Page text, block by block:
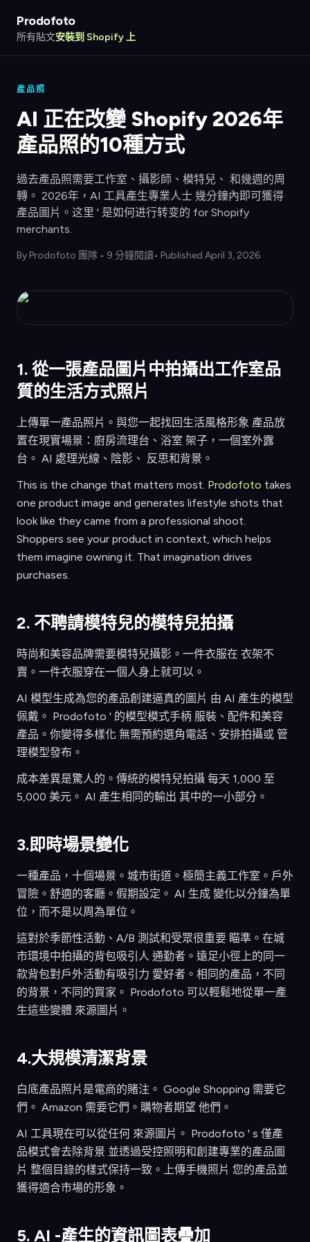
Prodofoto
所有貼文安裝到 Shopify 上
產品照
AI 正在改變 Shopify 2026年
產品照的10種方式
過去產品照需要工作室、攝影師、模特兒、 和幾週的周
轉。 2026年，AI 工具產生專業人士 幾分鐘內即可獲得
產品圖片。这里 ' 是如何进行转变的 for Shopify
merchants.
By Prodofoto 團隊 • 9 分鐘閱讀• Published April 3, 2026
1. 從一張產品圖片中拍攝出工作室品
質的生活方式照片
上傳單一產品照片。與您一起找回生活風格形象 產品放
置在現實場景：廚房流理台、浴室 架子，一個室外露
台。 AI 處理光線、陰影、 反思和背景。
This is the change that matters most. Prodofoto takes
one product image and generates lifestyle shots that
look like they came from a professional shoot.
Shoppers see your product in context, which helps
them imagine owning it. That imagination drives
purchases.
2. 不聘請模特兒的模特兒拍攝
時尚和美容品牌需要模特兒攝影。一件衣服在 衣架不
賣。一件衣服穿在一個人身上就可以。
AI 模型生成為您的產品創建逼真的圖片 由 AI 產生的模型
佩戴。 Prodofoto ' 的模型模式手柄 服裝、配件和美容
產品。你變得多樣化 無需預約選角電話、安排拍攝或 管
理模型發布。
成本差異是驚人的。傳統的模特兒拍攝 每天 1,000 至
5,000 美元。 AI 產生相同的輸出 其中的一小部分。
3.即時場景變化
一種產品，十個場景。城市街道。極簡主義工作室。戶外
冒險。舒適的客廳。假期設定。 AI 生成 變化以分鐘為單
位，而不是以周為單位。
這對於季節性活動、A/B 測試和受眾很重要 瞄準。在城
市環境中拍攝的背包吸引人 通勤者。遠足小徑上的同一
款背包對戶外活動有吸引力 愛好者。相同的產品，不同
的背景，不同的買家。 Prodofoto 可以輕鬆地從單一產
生這些變體 來源圖片。
4.大規模清潔背景
白底產品照片是電商的賭注。 Google Shopping 需要它
們。 Amazon 需要它們。購物者期望 他們。
AI 工具現在可以從任何 來源圖片。 Prodofoto ' s 僅產
品模式會去除背景 並透過受控照明和創建專業的產品圖
片 整個目錄的樣式保持一致。上傳手機照片 您的產品並
獲得適合市場的形象。
5. AI -產生的資訊圖表疊加